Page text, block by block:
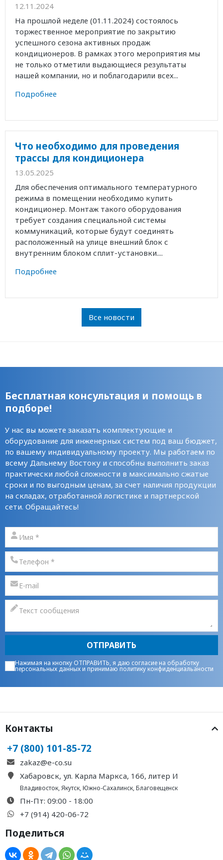
12.11.2024
На прошлой неделе (01.11.2024) состоялось
торжественное мероприятие по закрытию
успешного сезона активных продаж
кондиционеров. В рамках этого мероприятия мы
не только отметили выдающиеся результаты
нашей компании, но и поблагодарили всех...
Подробнее
Что необходимо для проведения
трассы для кондиционера
13.05.2025
Для обеспечения оптимального температурного
режима в помещении необходимо купить
кондиционер. Монтаж такого оборудования
требует создания специальной системы
коммуникаций, которые будут соединять
расположенный на улице внешний блок с
внутренним блоком сплит-установки....
Подробнее
Все новости
Бесплатная консультация и помощь в
подборе!
У нас вы можете заказать комплектующие и
оборудование для инженерных систем под ваш бюджет,
по вашему индивидуальному проекту. Мы работаем по
всему Дальнему Востоку и способны выполнить заказ
практически любой сложности в максимально сжатые
сроки и по выгодным ценам, за счет наличия продукции
на складах, отработанной логистике и партнерской
сети. Обращайтесь!
ОТПРАВИТЬ
Нажимая на кнопку ОТПРАВИТЬ, я даю согласие на обработку
персональных данныхи принимаюполитику конфиденциальаности
Контакты
+7 (800) 101-85-72
zakaz@e-co.su
Хабаровск, ул. Карла Маркса, 166, литер И
Владивосток,Якутск,Южно-Сахалинск,Благовещенск
Пн-Пт: 09:00 - 18:00
+7 (914) 420-06-72
Поделиться